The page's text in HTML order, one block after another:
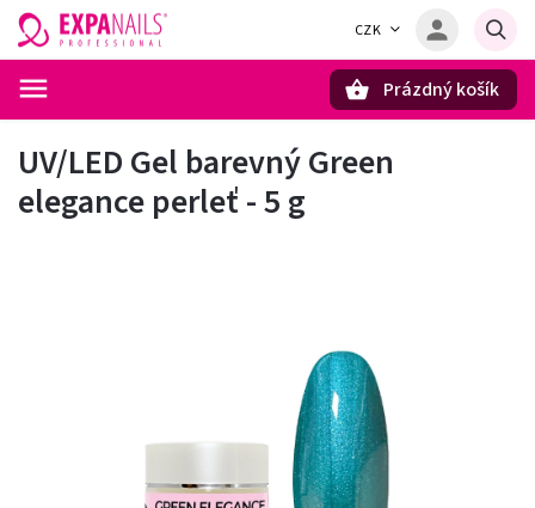
CZK
Prázdný košík
UV/LED Gel barevný Green
elegance perleť - 5 g